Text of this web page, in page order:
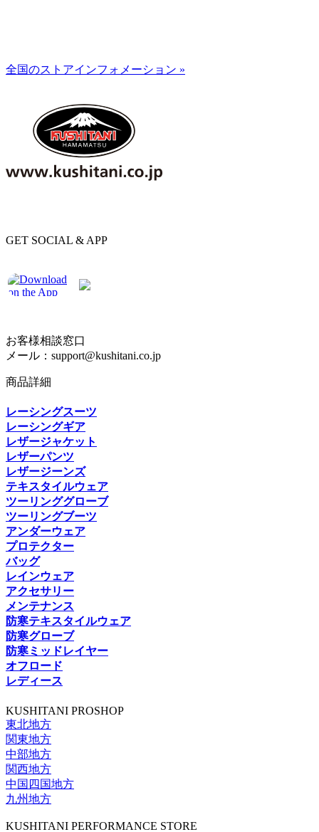
全国のストアインフォメーション »
GET SOCIAL & APP
お客様相談窓口
メール：support@kushitani.co.jp
商品詳細
レーシングスーツ
レーシングギア
レザージャケット
レザーパンツ
レザージーンズ
テキスタイルウェア
ツーリンググローブ
ツーリングブーツ
アンダーウェア
プロテクター
バッグ
レインウェア
アクセサリー
メンテナンス
防寒テキスタイルウェア
防寒グローブ
防寒ミッドレイヤー
オフロード
レディース
KUSHITANI PROSHOP
東北地方
関東地方
中部地方
関西地方
中国四国地方
九州地方
KUSHITANI PERFORMANCE STORE